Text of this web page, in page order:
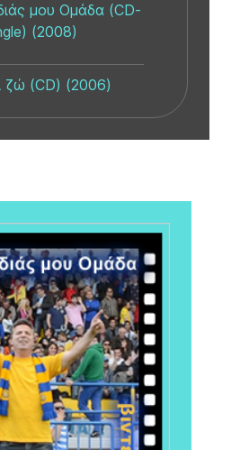
μου Ομάδα (CD-
(2008)
ζώ (CD) (2006)